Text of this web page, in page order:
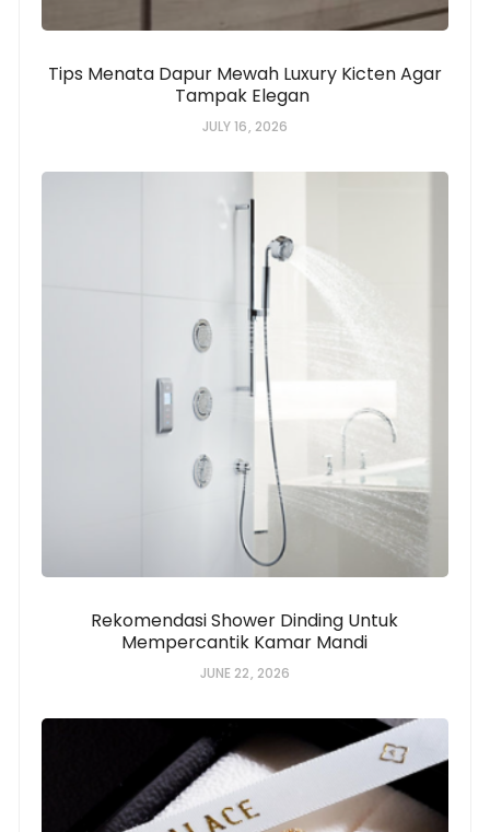
Tips Menata Dapur Mewah Luxury Kicten Agar
Tampak Elegan
JULY 16, 2026
Rekomendasi Shower Dinding Untuk
Mempercantik Kamar Mandi
JUNE 22, 2026